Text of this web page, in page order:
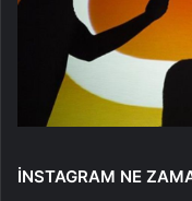
İNSTAGRAM NE